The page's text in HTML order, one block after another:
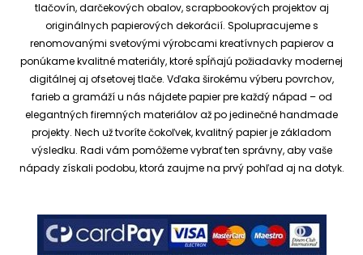
tlačovín, darčekových obalov, scrapbookových projektov aj
originálnych papierových dekorácií. Spolupracujeme s
renomovanými svetovými výrobcami kreatívnych papierov a
ponúkame kvalitné materiály, ktoré spĺňajú požiadavky modernej
digitálnej aj ofsetovej tlače. Vďaka širokému výberu povrchov,
farieb a gramáží u nás nájdete papier pre každý nápad – od
elegantných firemných materiálov až po jedinečné handmade
projekty. Nech už tvoríte čokoľvek, kvalitný papier je základom
výsledku. Radi vám pomôžeme vybrať ten správny, aby vaše
nápady získali podobu, ktorá zaujme na prvý pohľad aj na dotyk.